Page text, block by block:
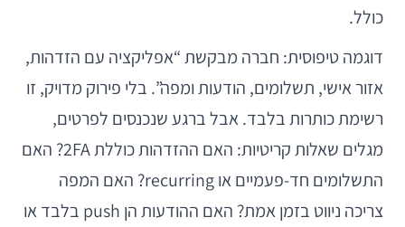
כולל.
דוגמה טיפוסית: חברה מבקשת “אפליקציה עם הזדהות,
אזור אישי, תשלומים, הודעות ומפה”. בלי פירוק מדויק, זו
רשימת כותרות בלבד. אבל ברגע שנכנסים לפרטים,
מגלים שאלות קריטיות: האם ההזדהות כוללת 2FA? האם
התשלומים חד-פעמיים או recurring? האם המפה
צריכה ניווט בזמן אמת? האם ההודעות הן push בלבד או